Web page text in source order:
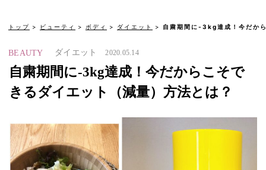
トップ ビューティ ボディ ダイエット 自粛期間に-3kg達成！今だか
BEAUTY ダイエット 2020.05.14
自粛期間に-3kg達成！今だからこそで
きるダイエット（減量）方法とは？